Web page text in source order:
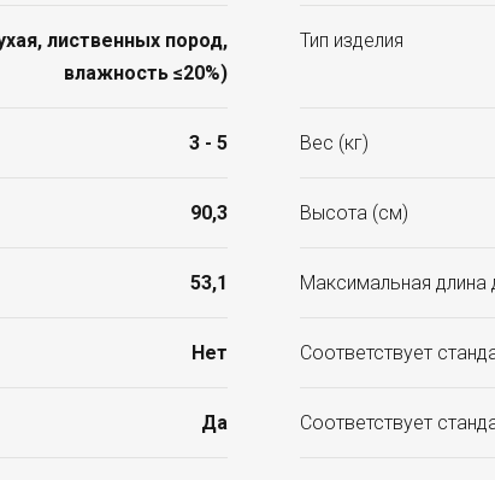
лиственных пород,
влажность ≤20%)
Тип изделия
3 - 5 Вес (кг)
90,3 Высота (см)
53,1 Максимальная длина
Нет Соответствует
Да Соответствует